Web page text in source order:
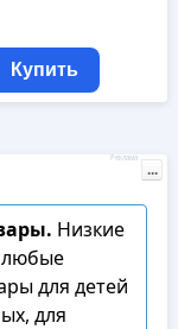
Купить
Низкие
для детей
для
Реклама
...